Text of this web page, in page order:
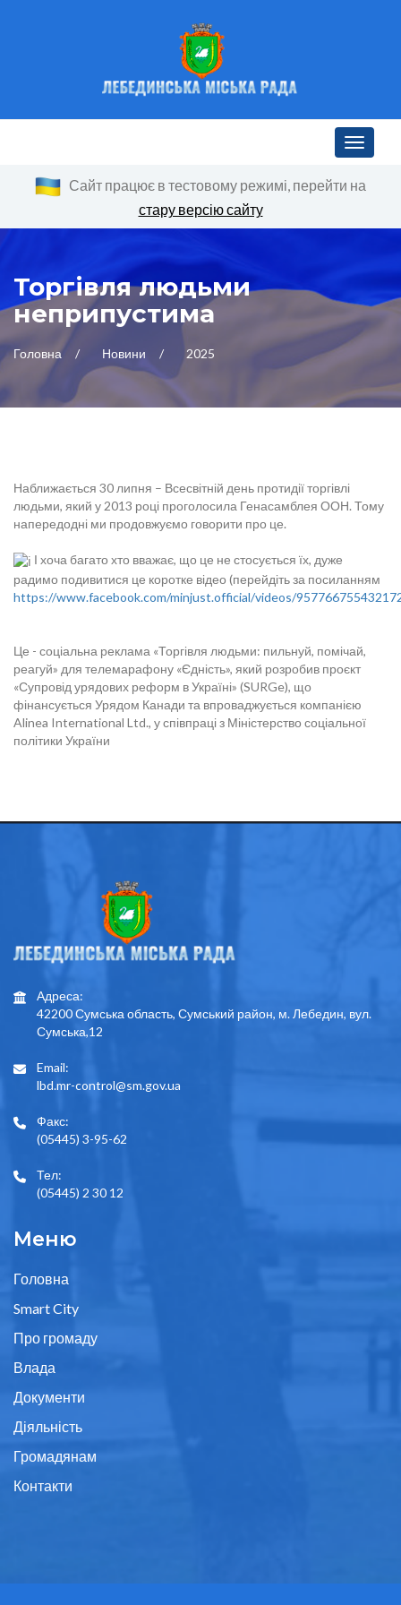
Toggle
Сайт працює в тестовому режимі, перейти на
стару версію сайту
Торгівля людьми
неприпустима
Головна Новини 2025
Наближається 30 липня – Всесвітній день протидії торгівлі
людьми, який у 2013 році проголосила Генасамблея ООН. Тому
напередодні ми продовжуємо говорити про це.
І хоча багато хто вважає, що це не стосується їх, дуже
радимо подивитися це коротке відео (перейдіть за посиланням
https://www.facebook.com/minjust.official/videos/
Це - соціальна реклама «Торгівля людьми: пильнуй, помічай,
реагуй» для телемарафону «Єдність», який розробив проєкт
«Супровід урядових реформ в Україні» (SURGe), що
фінансується Урядом Канади та впроваджується компанією
Alinea International Ltd., у співпраці з Міністерство соціальної
політики України
Адреса:
42200 Сумська область, Сумський район, м. Лебедин, вул.
Сумська,12
Email:
lbd.mr-control@sm.gov.ua
Факс:
(05445) 3-95-62
Тел:
(05445) 2 30 12
Меню
Головна
Smart City
Про громаду
Влада
Документи
Діяльність
Громадянам
Контакти